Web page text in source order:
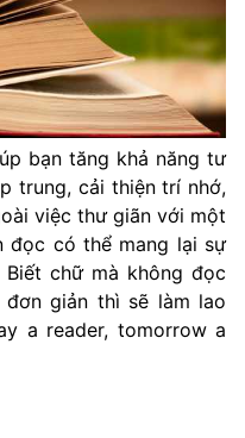
bạn tăng khả năng tư
trung, cải thiện trí nhớ,
việc thư giãn với một
đọc có thể mang lại sự
chữ mà không đọc
giản thì sẽ làm lao
a reader, tomorrow a